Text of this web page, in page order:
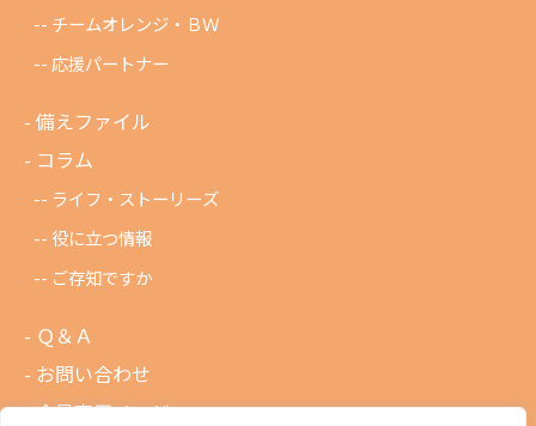
チームオレンジ・ＢＷ
応援パートナー
備えファイル
コラム
ライフ・ストーリーズ
役に立つ情報
ご存知ですか
Ｑ＆Ａ
お問い合わせ
会員専用ページ